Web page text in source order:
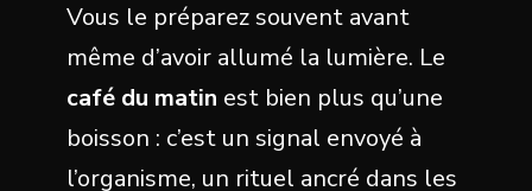
Vous le préparez souvent avant
même d’avoir allumé la lumière. Le
café du matin est bien plus qu’une
boisson : c’est un signal envoyé à
l’organisme, un rituel ancré dans les